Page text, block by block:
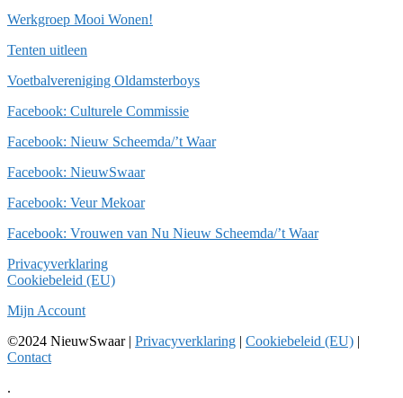
Werkgroep Mooi Wonen!
Tenten uitleen
Voetbalvereniging Oldamsterboys
Facebook: Culturele Commissie
Facebook: Nieuw Scheemda/’t Waar
Facebook: NieuwSwaar
Facebook: Veur Mekoar
Facebook: Vrouwen van Nu Nieuw Scheemda/’t Waar
Privacyverklaring
Cookiebeleid (EU)
Mijn Account
©2024 NieuwSwaar | Privacyverklaring | Cookiebeleid (EU) |
Contact
.